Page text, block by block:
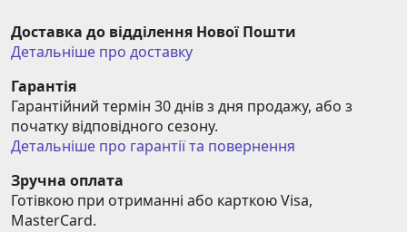
Доставка до відділення Нової Пошти
Детальніше про доставку
Гарантія
Гарантійний термін 30 днів з дня продажу, або з
початку відповідного сезону.
Детальніше про гарантії та повернення
Зручна оплата
Готівкою при отриманні або карткою Visa,
MasterCard.